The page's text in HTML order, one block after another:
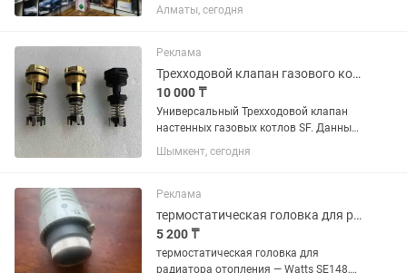
Алматы, сегодня
Реклама
Трехходовой клапан газового котла SF и др.
10 000 ₸
Универсальный Трехходовой клапан
настенных газовых котлов SF. Данные
клапана подходят и на газовые котлы
других производителей.
Шымкент, сегодня
Реклама
термостатическая головка для радиатора отопления Watts Industries SE148,
5 200 ₸
термостатическая головка для
радиатора отопления — Watts SE148,